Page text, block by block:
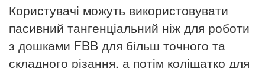
Користувачі можуть використовувати
пасивний тангенціальний ніж для роботи
з дошками FBB для більш точного та
складного різання, а потім коліщатко для